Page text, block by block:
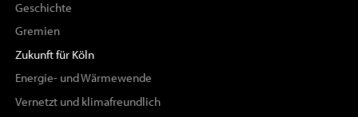
Geschichte
Gremien
Zukunft für Köln
Energie- und Wärmewende
Vernetzt und klimafreundlich